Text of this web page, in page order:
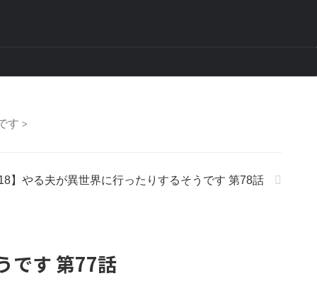
す >
】やる夫が異世界に行ったりするそうです 第78話
です 第77話